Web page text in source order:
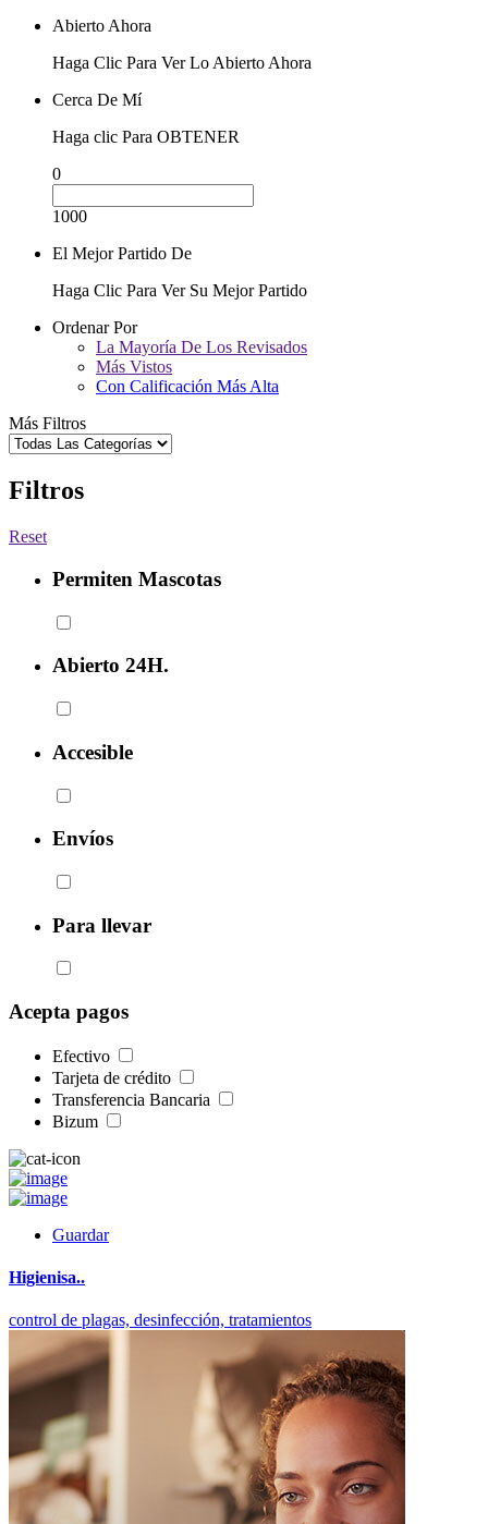
Abierto Ahora
Haga Clic Para Ver Lo Abierto Ahora
Cerca De Mí
Haga clic Para OBTENER
0
1000
El Mejor Partido De
Haga Clic Para Ver Su Mejor Partido
Ordenar Por
La Mayoría De Los Revisados
Más Vistos
Con Calificación Más Alta
Más Filtros
Filtros
Reset
Permiten Mascotas
Abierto 24H.
Accesible
Envíos
Para llevar
Acepta pagos
Efectivo
Tarjeta de crédito
Transferencia Bancaria
Bizum
Guardar
Higienisa..
control de plagas, desinfección, tratamientos